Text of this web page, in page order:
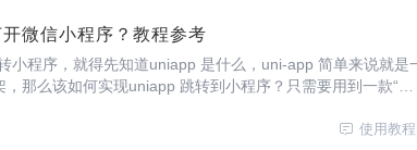
微信小程序？教程参考
小程序，就得先知道uniapp 是什么，uni-app 简单来说就是
那么该如何实现uniapp 跳转到小程序？只需要用到一款“天
使用教程